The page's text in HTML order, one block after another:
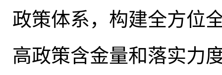
政策体系 ， 构建全方位
高政策含金量和落实力